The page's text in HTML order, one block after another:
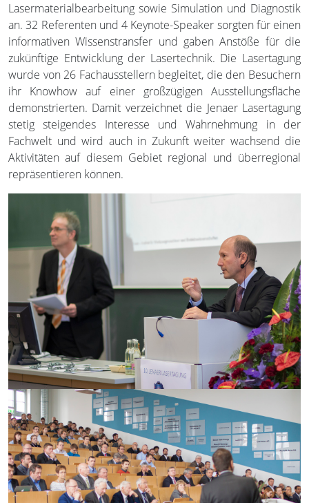
Lasermaterialbearbeitung sowie Simulation und Diagnostik
an. 32 Referenten und 4 Keynote-Speaker sorgten für einen
informativen Wissenstransfer und gaben Anstöße für die
zukünftige Entwicklung der Lasertechnik. Die Lasertagung
wurde von 26 Fachausstellern begleitet, die den Besuchern
ihr Knowhow auf einer großzügigen Ausstellungsfläche
demonstrierten. Damit verzeichnet die Jenaer Lasertagung
stetig steigendes Interesse und Wahrnehmung in der
Fachwelt und wird auch in Zukunft weiter wachsend die
Aktivitäten auf diesem Gebiet regional und überregional
repräsentieren können.